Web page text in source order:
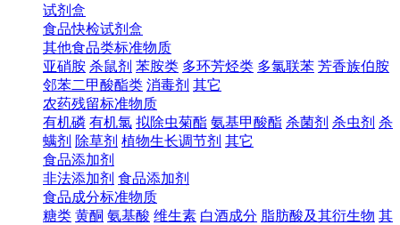
试剂盒
食品快检试剂盒
其他食品类标准物质
亚硝胺 杀鼠剂 苯胺类 多环芳烃类 多氯联苯 芳香族伯胺
邻苯二甲酸酯类 消毒剂 其它
农药残留标准物质
有机磷 有机氯 拟除虫菊酯 氨基甲酸酯 杀菌剂 杀虫剂 杀
螨剂 除草剂 植物生长调节剂 其它
食品添加剂
非法添加剂 食品添加剂
食品成分标准物质
糖类 黄酮 氨基酸 维生素 白酒成分 脂肪酸及其衍生物 其